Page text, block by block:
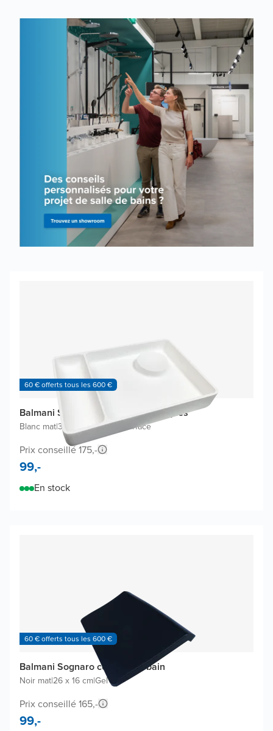
60 € offerts tous les 600 €
Balmani Spazio plateau à cosmétiques
Blanc mat|32 x 22 cm|Solid Surface
Prix conseillé 175,-
99,-
En stock
60 € offerts tous les 600 €
Balmani Sognaro coussin de bain
Noir mat|26 x 16 cm|Gel PU
Prix conseillé 165,-
99,-